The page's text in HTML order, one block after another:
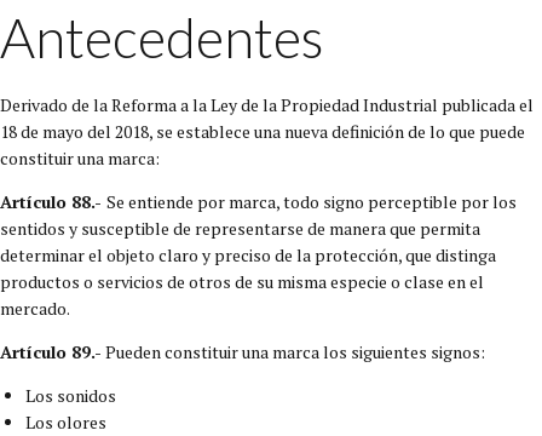
Antecedentes
Derivado de la Reforma a la Ley de la Propiedad Industrial publicada el
18 de mayo del 2018, se establece una nueva definición de lo que puede
constituir una marca:
Artículo 88.- Se entiende por marca, todo signo perceptible por los
sentidos y susceptible de representarse de manera que permita
determinar el objeto claro y preciso de la protección, que distinga
productos o servicios de otros de su misma especie o clase en el
mercado.
Artículo 89.- Pueden constituir una marca los siguientes signos:
Los sonidos
Los olores